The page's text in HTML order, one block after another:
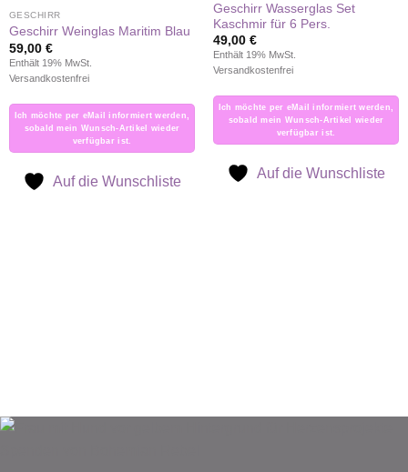
GESCHIRR
Geschirr Weinglas Maritim Blau
59,00 €
Enthält 19% MwSt.
Versandkostenfrei
Ich möchte per eMail informiert werden,
sobald mein Wunsch-Artikel wieder
verfügbar ist.
Auf die Wunschliste
Geschirr Wasserglas Set
Kaschmir für 6 Pers.
49,00 €
Enthält 19% MwSt.
Versandkostenfrei
Ich möchte per eMail informiert werden,
sobald mein Wunsch-Artikel wieder
verfügbar ist.
Auf die Wunschliste